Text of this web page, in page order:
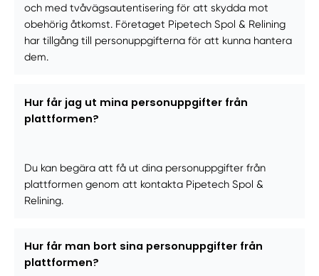
och med tvåvägsautentisering för att skydda mot
obehörig åtkomst. Företaget Pipetech Spol & Relining
har tillgång till personuppgifterna för att kunna hantera
dem.
Hur får jag ut mina personuppgifter från
plattformen?
Du kan begära att få ut dina personuppgifter från
plattformen genom att kontakta Pipetech Spol &
Relining.
Hur får man bort sina personuppgifter från
plattformen?